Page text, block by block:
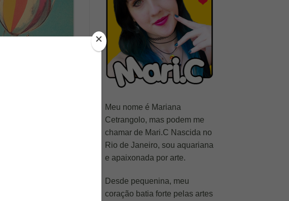
Meu nome é Mariana
Cetrangolo, mas podem me
chamar de Mari.C Nascida no
Rio de Janeiro, sou aquariana
e apaixonada por arte.
Desde pequenina, meu
coração batia forte pelas artes